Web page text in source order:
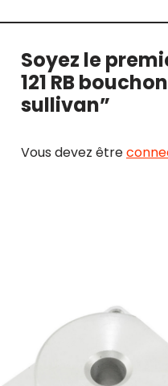
Soyez le
121 RB
sullivan”
Vous devez être